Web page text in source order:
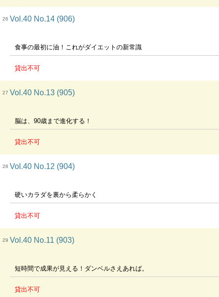
26 Vol.40 No.14 (906)
食事の最初に油！これがダイエットの新常識
貸出不可
27 Vol.40 No.13 (905)
脳は、90歳まで進化する！
貸出不可
28 Vol.40 No.12 (904)
硬いカラダを裏から柔らかく
貸出不可
29 Vol.40 No.11 (903)
短時間で成果が見える！ダンベルさえあれば。
貸出不可